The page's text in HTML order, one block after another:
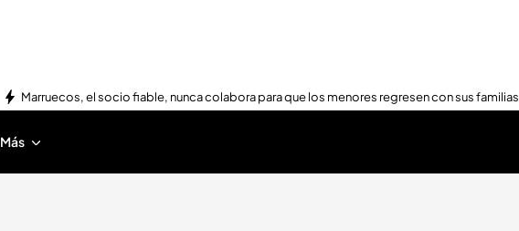
Marruecos, el socio fiable, nunca colabora para que los menores regresen con sus familias
Más